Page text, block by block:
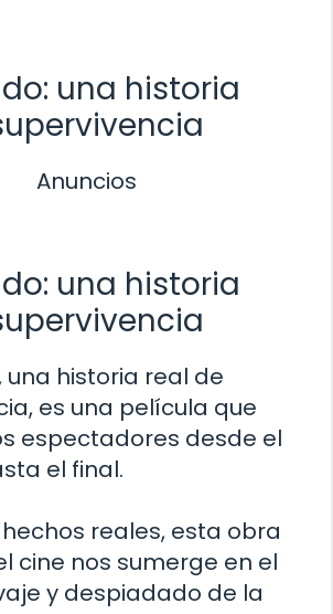
una historia
Anuncios
una historia
una historia real de
es una película que
espectadores desde el
el final.
reales, esta obra
cine nos sumerge en el
y despiadado de la